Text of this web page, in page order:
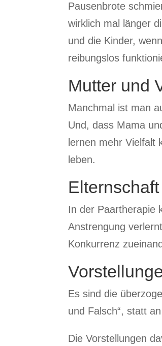
Pausenbrote
wirklich mal länger
und die Kinder,
reibungslos
Mutter und
Manchmal ist man
Und, dass Mama
lernen mehr Vielfalt
leben.
In der Paartherapie
Anstrengung
Konkurrenz
Es sind die
und Falsch“, statt
Die Vorstellungen